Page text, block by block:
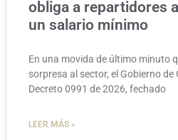
obliga a repartidores
un salario mínimo
En una movida de último minuto
sorpresa al sector, el Gobierno de
Decreto 0991 de 2026, fechado
LEER MÁS »